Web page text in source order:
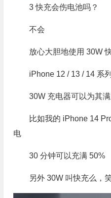
3 快充会伤电池吗？
不会
放心大胆地使用 30W
iPhone 12 / 13 / 14 系
30W 充电器可以为其
比如我的 iPhone 14
电
30 分钟可以充满 50%
另外 30W 叫快充么，